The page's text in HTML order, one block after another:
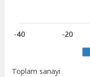
Toplam sanayi